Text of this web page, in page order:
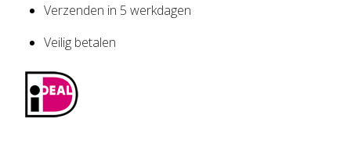
Verzenden in 5 werkdagen
Veilig betalen